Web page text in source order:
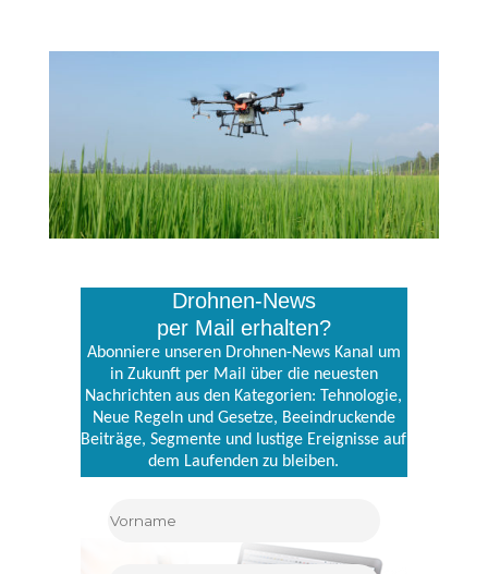
Drohnen-News
per Mail erhalten?
Abonniere unseren Drohnen-News Kanal um
in Zukunft per Mail über die neuesten
Nachrichten aus den Kategorien: Tehnologie,
Neue Regeln und Gesetze, Beeindruckende
Beiträge, Segmente und lustige Ereignisse auf
dem Laufenden zu bleiben.